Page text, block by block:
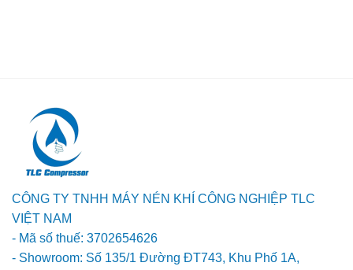
CÔNG TY TNHH MÁY NÉN KHÍ CÔNG NGHIỆP TLC
VIỆT NAM
- Mã số thuế: 3702654626
- Showroom: Số 135/1 Đường ĐT743, Khu Phố 1A,